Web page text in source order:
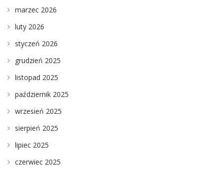
marzec 2026
luty 2026
styczeń 2026
grudzień 2025
listopad 2025
październik 2025
wrzesień 2025
sierpień 2025
lipiec 2025
czerwiec 2025